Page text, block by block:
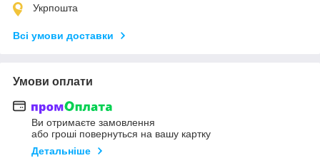
Укрпошта
Всі умови доставки
Умови оплати
Ви отримаєте замовлення
або гроші повернуться на вашу картку
Детальніше